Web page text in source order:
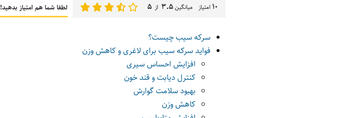
10 امتیاز میانگین3.5 از 5 لطفا شما هم امتیاز بدهید!
سرکه سیب چیست؟
فواید سرکه سیب برای لاغری و کاهش وزن
افزایش احساس سیری
کنترل دیابت و قند خون
بهبود سلامت گوارش
کاهش وزن